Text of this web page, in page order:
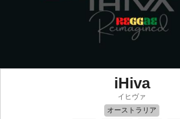
iHiva
イヒヴァ
オーストラリア